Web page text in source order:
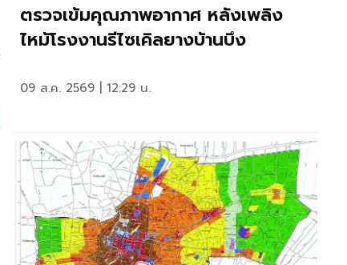
ตรวจเข้มคุณภาพอากาศ หลังเพลิง
ไหม้โรงงานรีไซเคิลยางบ้านบึง
09 ส.ค. 2569 | 12:29 น.